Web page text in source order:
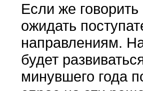
Если же
ожидать
направлениям.
будет
минувшего года